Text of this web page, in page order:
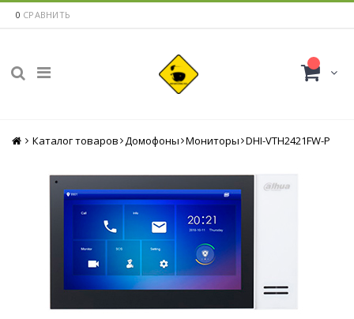
0 СРАВНИТЬ
Главная
Каталог товаров Домофоны Мониторы DHI-VTH2421FW-P